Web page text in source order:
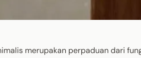
merupakan perpaduan dari